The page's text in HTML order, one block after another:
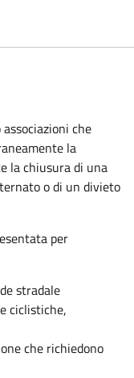
che
la
la chiusura di una
o di un divieto
per
stradale
ciclistiche,
che richiedono